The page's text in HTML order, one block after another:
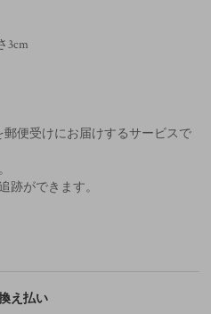
3cm
便受けにお届けするサービスで
跡ができます。
え払い